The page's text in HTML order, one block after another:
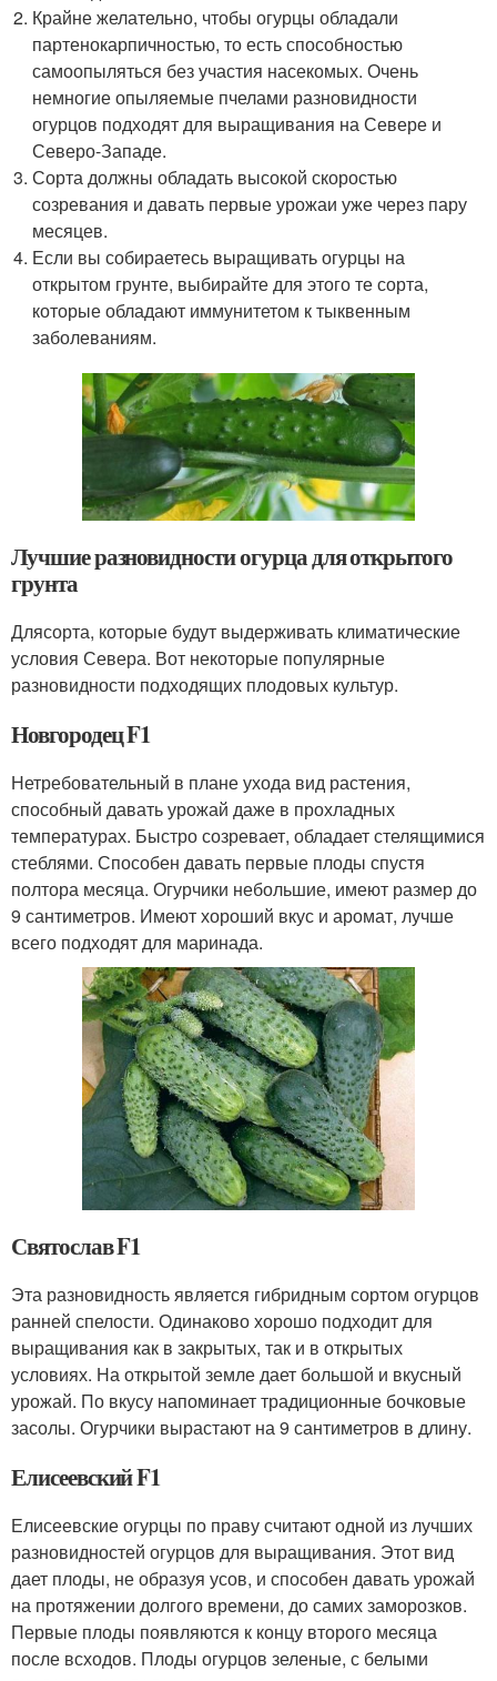
Крайне желательно, чтобы огурцы обладали
партенокарпичностью, то есть способностью
самоопыляться без участия насекомых. Очень
немногие опыляемые пчелами разновидности
огурцов подходят для выращивания на Севере и
Северо-Западе.
Сорта должны обладать высокой скоростью
созревания и давать первые урожаи уже через пару
месяцев.
Если вы собираетесь выращивать огурцы на
открытом грунте, выбирайте для этого те сорта,
которые обладают иммунитетом к тыквенным
заболеваниям.
Лучшие разновидности огурца для открытого
грунта
Длясорта, которые будут выдерживать климатические
условия Севера. Вот некоторые популярные
разновидности подходящих плодовых культур.
Новгородец F1
Нетребовательный в плане ухода вид растения,
способный давать урожай даже в прохладных
температурах. Быстро созревает, обладает стелящимися
стеблями. Способен давать первые плоды спустя
полтора месяца. Огурчики небольшие, имеют размер до
9 сантиметров. Имеют хороший вкус и аромат, лучше
всего подходят для маринада.
Святослав F1
Эта разновидность является гибридным сортом огурцов
ранней спелости. Одинаково хорошо подходит для
выращивания как в закрытых, так и в открытых
условиях. На открытой земле дает большой и вкусный
урожай. По вкусу напоминает традиционные бочковые
засолы. Огурчики вырастают на 9 сантиметров в длину.
Елисеевский F1
Елисеевские огурцы по праву считают одной из лучших
разновидностей огурцов для выращивания. Этот вид
дает плоды, не образуя усов, и способен давать урожай
на протяжении долгого времени, до самих заморозков.
Первые плоды появляются к концу второго месяца
после всходов. Плоды огурцов зеленые, с белыми